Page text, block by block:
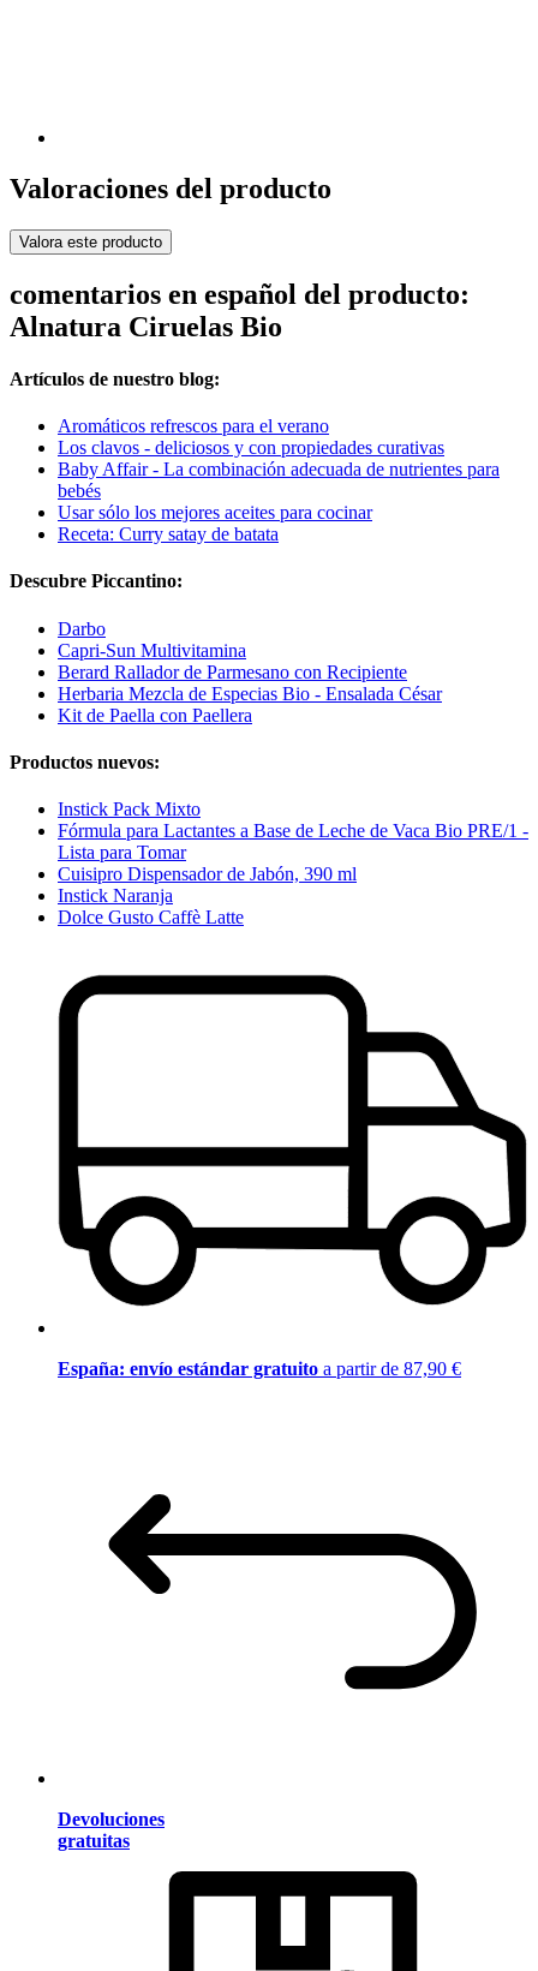
Valoraciones del producto
Valora este producto
comentarios en español del producto:
Alnatura Ciruelas Bio
Artículos de nuestro blog:
Aromáticos refrescos para el verano
Los clavos - deliciosos y con propiedades curativas
Baby Affair - La combinación adecuada de nutrientes para
bebés
Usar sólo los mejores aceites para cocinar
Receta: Curry satay de batata
Descubre Piccantino:
Darbo
Capri-Sun Multivitamina
Berard Rallador de Parmesano con Recipiente
Herbaria Mezcla de Especias Bio - Ensalada César
Kit de Paella con Paellera
Productos nuevos:
Instick Pack Mixto
Fórmula para Lactantes a Base de Leche de Vaca Bio PRE/1 -
Lista para Tomar
Cuisipro Dispensador de Jabón, 390 ml
Instick Naranja
Dolce Gusto Caffè Latte
España: envío estándar gratuito a partir de 87,90 €
Devoluciones
gratuitas